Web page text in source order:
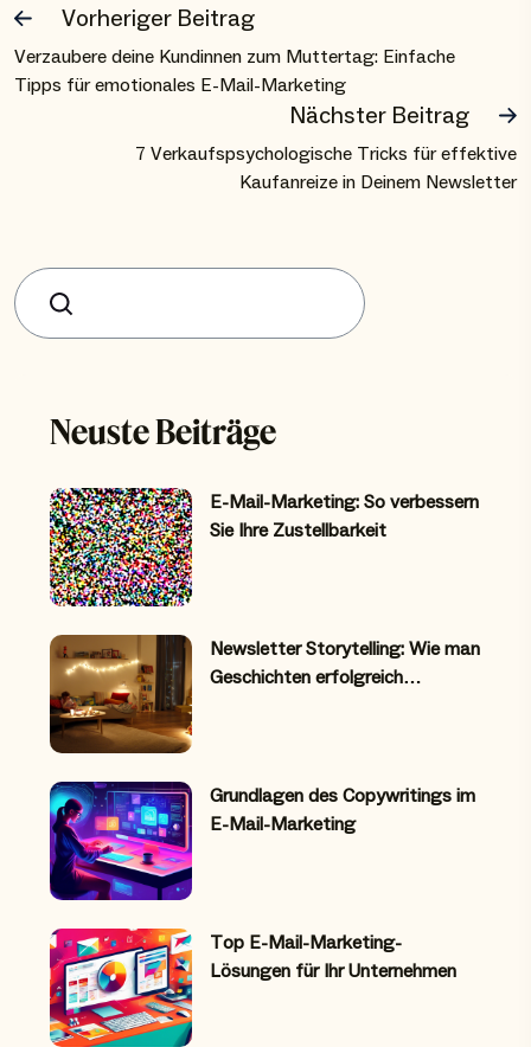
Vorheriger Beitrag
Verzaubere deine Kundinnen zum Muttertag: Einfache
Tipps für emotionales E-Mail-Marketing
Nächster Beitrag
7 Verkaufspsychologische Tricks für effektive
Kaufanreize in Deinem Newsletter
Suchen
Neuste Beiträge
E-Mail-Marketing: So verbessern
Sie Ihre Zustellbarkeit
Newsletter Storytelling: Wie man
Geschichten erfolgreich…
Grundlagen des Copywritings im
E-Mail-Marketing
Top E-Mail-Marketing-
Lösungen für Ihr Unternehmen